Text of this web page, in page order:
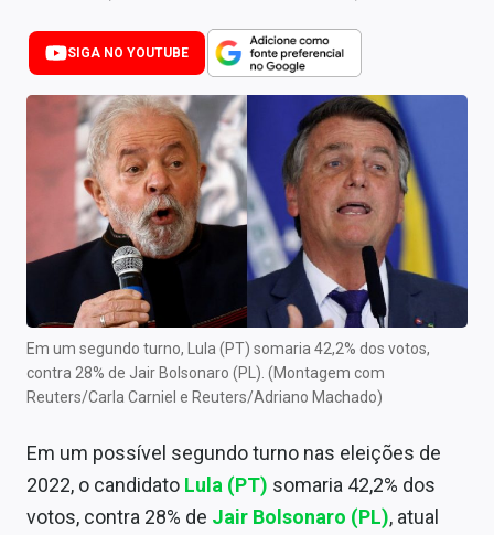
Últimas Notícias
Newsletters
Cotações
Comprar ou vender?
Carteiras Recomendadas
Central de Dividendos
Central de Fundos Imobiliários
Central dos IPOs
Finanças Pessoais
Mercados
SIGA NO YOUTUBE
Em um segundo turno, Lula (PT) somaria 42,2% dos votos,
contra 28% de Jair Bolsonaro (PL). (Montagem com
Reuters/Carla Carniel e Reuters/Adriano Machado)
Em um possível segundo turno nas eleições de
2022, o candidato Lula (PT) somaria 42,2% dos
votos, contra 28% de Jair Bolsonaro (PL), atual